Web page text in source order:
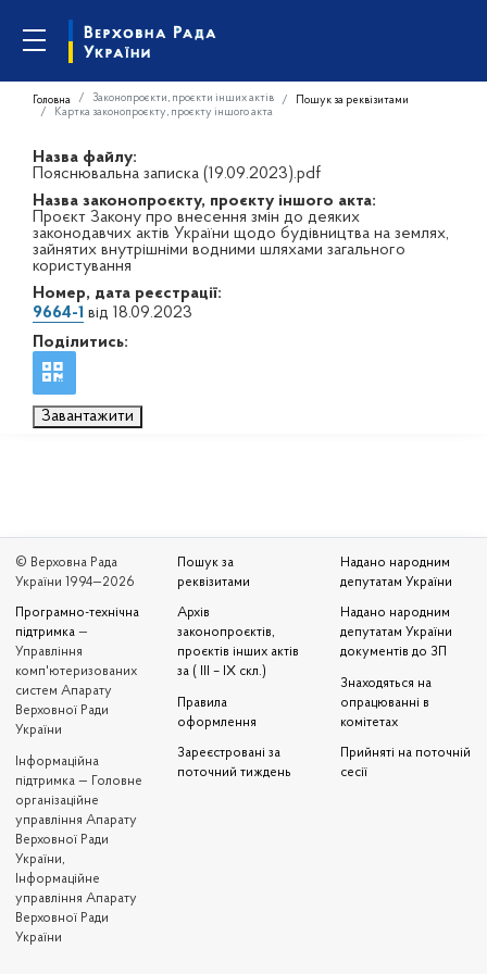
Головна Законопроєкти, проєкти інших актів
Пошук за реквізитами
Картка законопроєкту, проєкту іншого акта
Назва файлу:
Пояснювальна записка (19.09.2023).pdf
Назва законопроєкту, проєкту іншого акта:
Проєкт Закону про внесення змін до деяких
законодавчих актів України щодо будівництва на землях,
зайнятих внутрішніми водними шляхами загального
користування
Номер, дата реєстрації:
9664-1 від 18.09.2023
Поділитись:
Завантажити
© Верховна Рада
України 1994—2026
Програмно-технічна
підтримка —
Управління
комп'ютеризованих
систем Апарату
Верховної Ради
України
Iнформаційна
підтримка — Головне
організаційне
управління Апарату
Верховної Ради
України,
Інформаційне
управління Апарату
Верховної Ради
України
Пошук за
реквізитами
Архів
законопроєктів,
проєктів інших актів
за ( III – IX скл.)
Правила
оформлення
Зареєстровані за
поточний тиждень
Надано народним
депутатам України
Надано народним
депутатам України
документів до ЗП
Знаходяться на
опрацюванні в
комітетах
Прийняті на поточній
сесії